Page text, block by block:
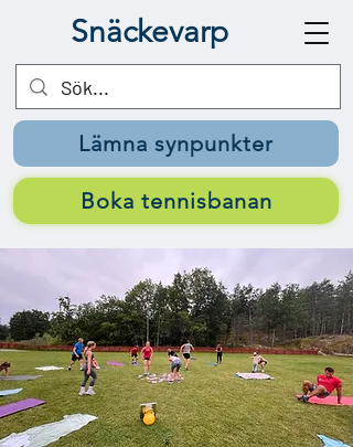
Snäckevarp
Lämna synpunkter
Boka tennisbanan